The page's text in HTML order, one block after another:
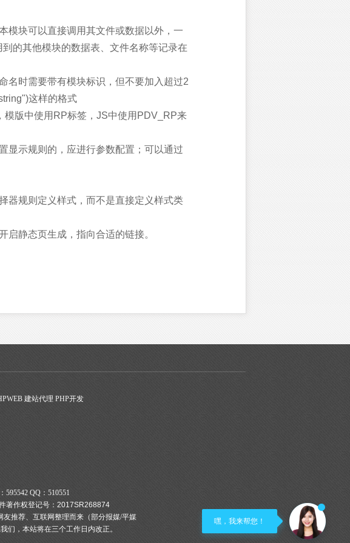
模块可以直接调用其文件或数据以外，一
的其他模块的数据表、文件名称等记录在
名时需要带有模块标识，但不要加入超过2
这样的格式
版中使用RP标签，JS中使用PDV_RP来
显示规则的，应进行参数配置；可以通过
器规则定义样式，而不是直接定义样式类
静态页生成，指向合适的链接。
建站代理 PHP开发
595542 QQ：510551
著作权登记号： 2017SR268874
推荐、互联网整理而来（部分报媒/平媒
们，本站将在三个工作日内改正。
嘿，我来帮您！